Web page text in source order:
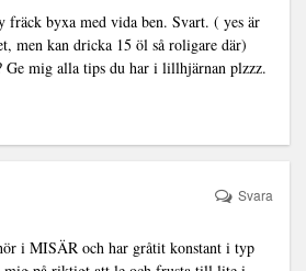
fräck byxa med vida ben. Svart. ( yes är
men kan dricka 15 öl så roligare där)
Ge mig alla tips du har i lillhjärnan plzzz.
i MISÄR och har gråtit konstant i typ
Svara